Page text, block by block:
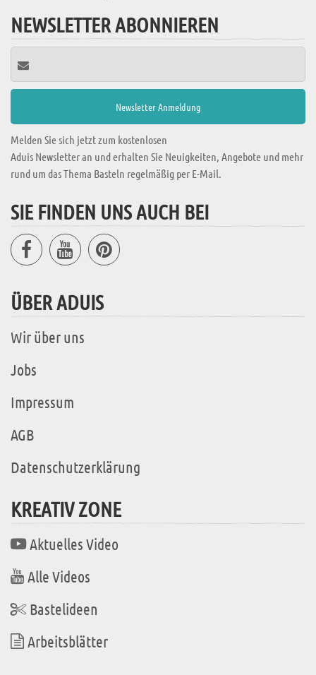
NEWSLETTER ABONNIEREN
Melden Sie sich jetzt zum kostenlosen
Aduis Newsletter an und erhalten Sie Neuigkeiten, Angebote und mehr
rund um das Thema Basteln regelmäßig per E-Mail.
SIE FINDEN UNS AUCH BEI
ÜBER ADUIS
Wir über uns
Jobs
Impressum
AGB
Datenschutzerklärung
KREATIV ZONE
Aktuelles Video
Alle Videos
Bastelideen
Arbeitsblätter